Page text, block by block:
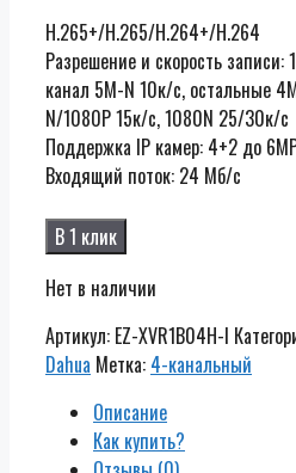
H.265+/H.265/H.264+/H.264
Разрешение и скорость записи:
канал 5M-N 10к/с, остальные
N/1080P 15к/с, 1080N 25/30к/с
Поддержка IP камер: 4+2 до
Входящий поток: 24 Мб/с
В 1 клик
Нет в наличии
Артикул: EZ-XVR1B04H-I
Dahua Метка: 4-канальный
Описание
Как купить?